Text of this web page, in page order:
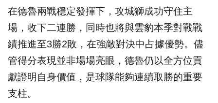
在德魯兩戰穩定發揮下，攻城獅成功守住主
場，收下二連勝，同時也將與雲豹本季對戰戰
績推進至3勝2敗，在強敵對決中占據優勢。儘
管得分表現並非場場亮眼，德魯仍以全方位貢
獻證明自身價值，是球隊能夠連續取勝的重要
支柱。